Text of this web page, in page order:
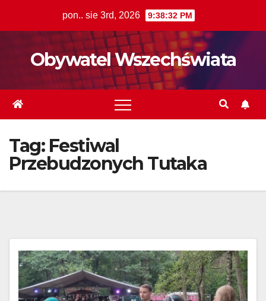
pon.. sie 3rd, 2026 9:38:33 PM
Obywatel Wszechświata
Tag: Festiwal
Przebudzonych Tutaka